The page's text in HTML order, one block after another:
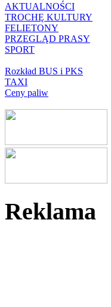
AKTUALNOŚCI
TROCHĘ KULTURY
FELIETONY
PRZEGLĄD PRASY
SPORT
Rozkład BUS i PKS
TAXI
Ceny paliw
Reklama